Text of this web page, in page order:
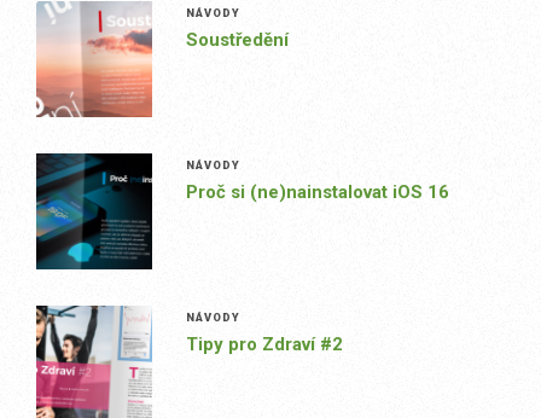
NÁVODY
Soustředění
NÁVODY
Proč si (ne)nainstalovat iOS 16
NÁVODY
Tipy pro Zdraví #2